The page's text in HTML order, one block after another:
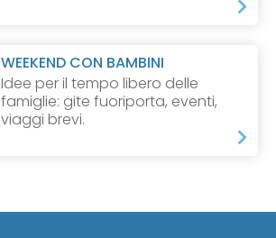
WEEKEND CON BAMBINI
Idee per il tempo libero delle
famiglie: gite fuoriporta, eventi,
viaggi brevi.